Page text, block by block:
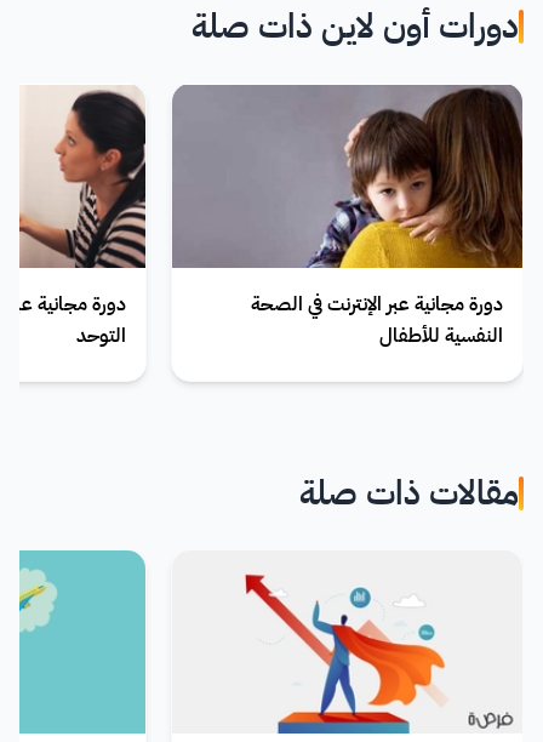
دورات أون لاين ذات صلة
دورة مجانية عبر الإنترنت في الصحة
النفسية للأطفال
دورة مجانية عبر
التوحد
مقالات ذات صلة